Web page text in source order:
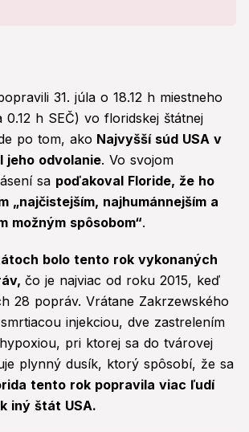
31. júla o 18.12 h miestneho
0.12 h SEČ) vo floridskej štátnej
po tom, ako Najvyšší súd USA v
jeho odvolanie. Vo svojom
sa poďakoval Floride, že ho
„najčistejším, najhumánnejším a
možným spôsobom“.
bolo tento rok vykonaných
čo je najviac od roku 2015, keď
28 popráv. Vrátane Zakrzewského
injekciou, dve zastrelením
pri ktorej sa do tvárovej
plynný dusík, ktorý spôsobí, že sa
tento rok popravila viac ľudí
iný štát USA.